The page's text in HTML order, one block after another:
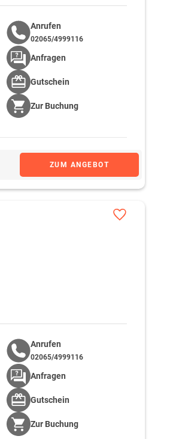
ZUM ANGEBOT
Anrufen
02065/4999116
Anfragen
Gutschein
Zur Buchung
Anrufen
02065/4999116
Anfragen
Gutschein
Zur Buchung